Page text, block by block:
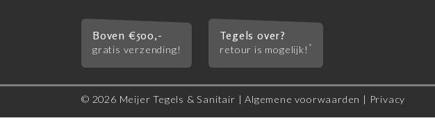
Boven €500,-
gratis verzending!
Tegels over?
retour is mogelijk! *
© 2026 Meijer Tegels & Sanitair |Algemene voorwaarden | Privacy